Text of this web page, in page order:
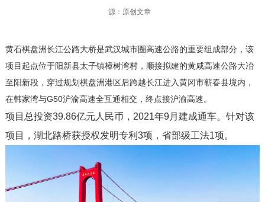
源：原创文章
黄石棋盘洲长江公路大桥是武汉城市圈高速公路的重要组成部分，该
项目起点位于阳新县太子镇樟树湾村，顺接拟建的黄咸高速公路大冶
至阳新段，穿过规划棋盘洲港区后跨越长江进入黄冈市蕲春县境内，
在韩家湾与G50沪渝高速全互通相交，终点接沪渝高速。
项目总投资39.86亿元人民币，2021年9月建成通车。针对该
项目，湖北路桥获授权发明专利3项，省部级工法1项。